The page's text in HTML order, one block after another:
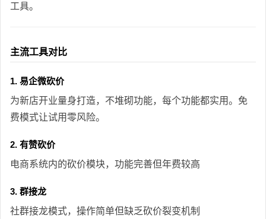
工具。
主流工具对比
1. 易企微砍价
为新店开业量身打造，不堆砌功能，每个功能都实用。免
费模式让试用零风险。
2. 有赞砍价
电商系统内的砍价模块，功能完善但年费较高
3. 群接龙
社群接龙模式，操作简单但缺乏砍价裂变机制